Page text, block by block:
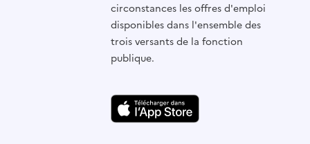
circonstances les offres d'emploi
disponibles dans l'ensemble des
trois versants de la fonction
publique.